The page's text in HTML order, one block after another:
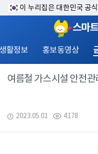
이 누리집은 대한민국 공
스마
활정보 홍보동영상
여름철 가스시설 안전관
2023.05.01 4178